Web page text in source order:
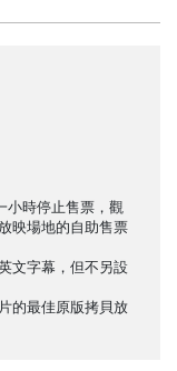
小時停止售票，觀
映場地的自助售票
文字幕，但不另設
的最佳原版拷貝放